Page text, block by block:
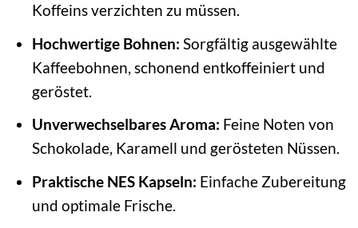
Koffeins verzichten zu müssen.
Hochwertige Bohnen: Sorgfältig ausgewählte
Kaffeebohnen, schonend entkoffeiniert und
geröstet.
Unverwechselbares Aroma: Feine Noten von
Schokolade, Karamell und gerösteten Nüssen.
Praktische NES Kapseln: Einfache Zubereitung
und optimale Frische.